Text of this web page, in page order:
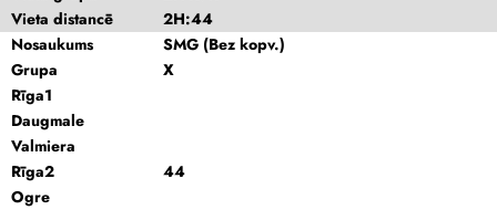
Vieta distancē
2H:44
Nosaukums
SMG (Bez kopv.)
Grupa
X
Rīga1
Daugmale
Valmiera
Rīga2
44
Ogre